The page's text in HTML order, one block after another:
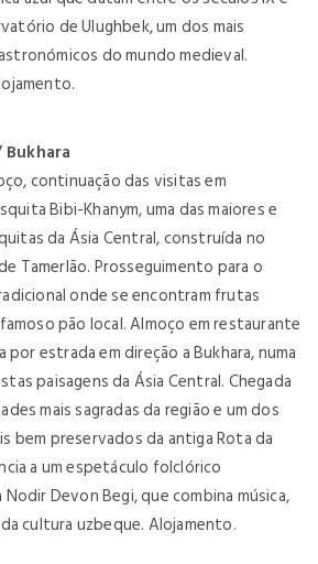
de Ulughbek, um dos mais
do mundo medieval.
Bukhara
continuação das visitas em
Bibi-Khanym, uma das maiores e
da Ásia Central, construída no
Tamerlão. Prosseguimento para o
onde se encontram frutas
pão local. Almoço em restaurante
estrada em direção a Bukhara, numa
paisagens da Ásia Central. Chegada
mais sagradas da região e um dos
bem preservados da antiga Rota da
a um espetáculo folclórico
Devon Begi, que combina música,
cultura uzbeque. Alojamento.